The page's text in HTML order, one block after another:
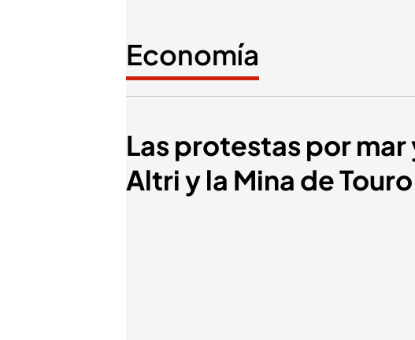
Economía
Las protestas por
Altri y la Mina de